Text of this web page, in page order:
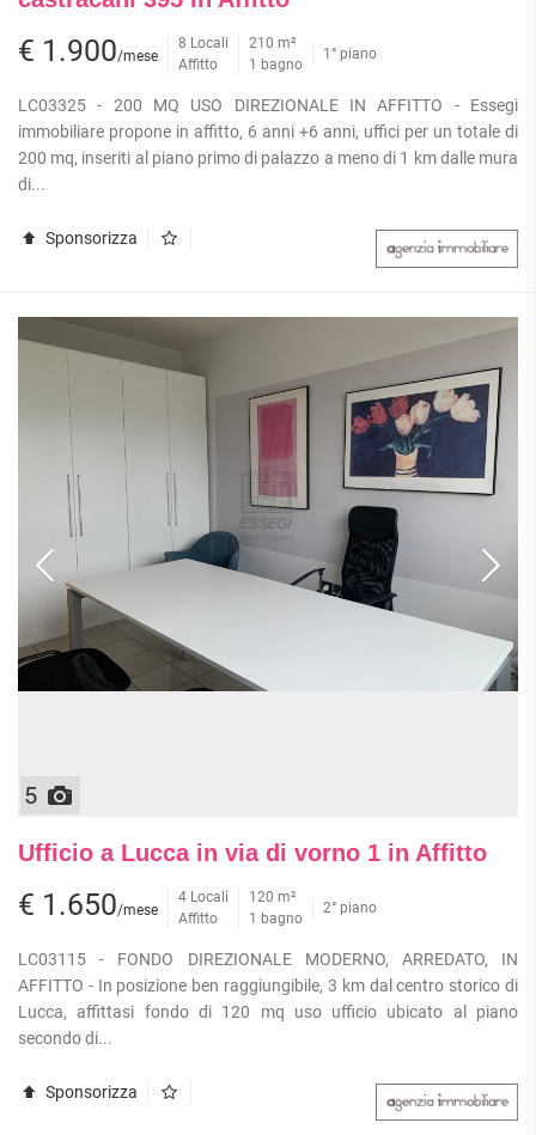
€ 1.900/mese
8 Locali
Affitto
210 m²
1 bagno
1° piano
LC03325 - 200 MQ USO DIREZIONALE IN AFFITTO - Essegi
immobiliare propone in affitto, 6 anni +6 anni, uffici per un totale di
200 mq, inseriti al piano primo di palazzo a meno di 1 km dalle mura
di...
Sponsorizza
5
Ufficio a Lucca in via di vorno 1 in Affitto
€ 1.650/mese
4 Locali
Affitto
120 m²
1 bagno
2° piano
LC03115 - FONDO DIREZIONALE MODERNO, ARREDATO, IN
AFFITTO - In posizione ben raggiungibile, 3 km dal centro storico di
Lucca, affittasi fondo di 120 mq uso ufficio ubicato al piano
secondo di...
Sponsorizza